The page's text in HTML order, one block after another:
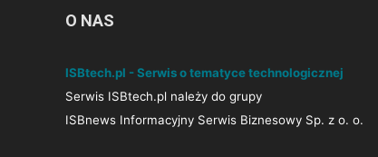
O NAS
ISBtech.pl - Serwis o tematyce technologicznej
Serwis ISBtech.pl należy do grupy
ISBnews Informacyjny Serwis Biznesowy Sp. z o. o.